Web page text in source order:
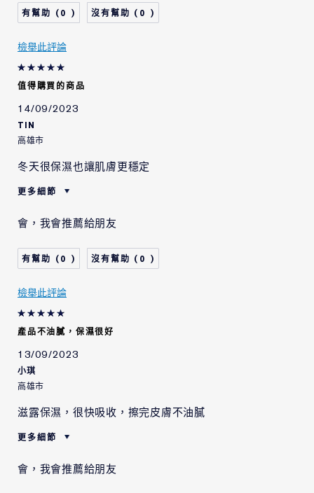
0 0
檢舉此評論
值得購買的商品
14/09/2023
TIN
高雄市
冬天很保濕也讓肌膚更穩定
更多細節
肌膚問題
整體的膚色
會，我會推薦給朋友
0 0
檢舉此評論
產品不油膩，保濕很好
13/09/2023
小琪
高雄市
滋露保濕，很快吸收，擦完皮膚不油膩
更多細節
肌膚問題
拉提/緊緻
會，我會推薦給朋友